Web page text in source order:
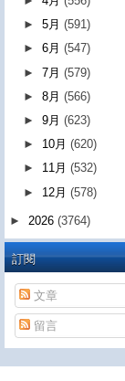
►5月(591)
►6月(547)
►7月(579)
►8月(566)
►9月(623)
► 10月(620)
► 11月(532)
► 12月(578)
► 2026 (3764)
訂閱
文章
留言